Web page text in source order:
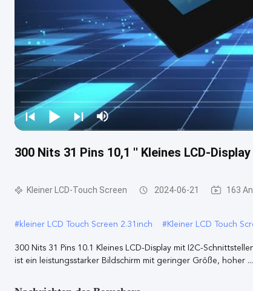
300 Nits 31 Pins 10,1 '' Kleines LCD-
Kleiner LCD-Touch Screen 2024-06-21 163
#kleiner LCD Touch Screen 2.31inch #Kleiner LCD Touch
300 Nits 31 Pins 10.1 Kleines LCD-Display mit I2C-
ist ein leistungsstarker Bildschirm mit geringer Größe, hoher ...